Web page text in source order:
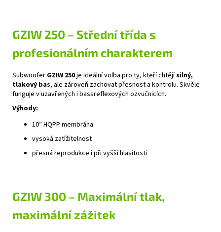
GZIW 250 – Střední třída s
profesionálním charakterem
Subwoofer GZIW 250je ideální volba pro ty, kteří chtějísilný,
tlakový bas, ale zároveň zachovat přesnost a kontrolu. Skvěle
funguje v uzavřených i bassreflexových ozvučnicích.
Výhody:
10″ HQPP membrána
vysoká zatížitelnost
přesná reprodukce i při vyšší hlasitosti
GZIW 300 – Maximální tlak,
maximální zážitek